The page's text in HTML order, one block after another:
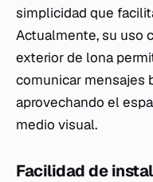
simplicidad que
Actualmente, su uso
exterior de lona
comunicar mensajes
aprovechando el
medio visual.
Facilidad de